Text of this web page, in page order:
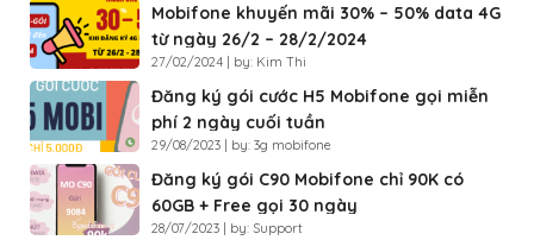
Mobifone khuyến mãi 30% – 50% data 4G
từ ngày 26/2 – 28/2/2024
27/02/2024 | by: Kim Thi
Đăng ký gói cước H5 Mobifone gọi miễn
phí 2 ngày cuối tuần
29/08/2023 | by: 3g mobifone
Đăng ký gói C90 Mobifone chỉ 90K có
60GB + Free gọi 30 ngày
28/07/2023 | by: Support